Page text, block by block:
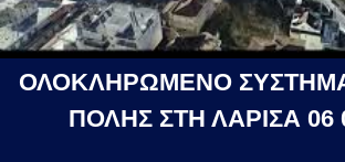
ΟΛΟΚΛΗΡΩΜΕΝΟ
ΠΟΛΗΣ ΣΤΗ ΛΑΡΙΣΑ 06